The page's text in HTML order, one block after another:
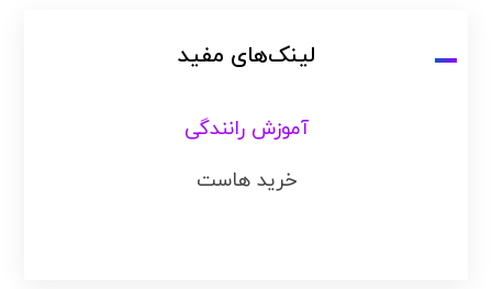
لینک‌های مفید
آموزش رانندگی
خرید هاست